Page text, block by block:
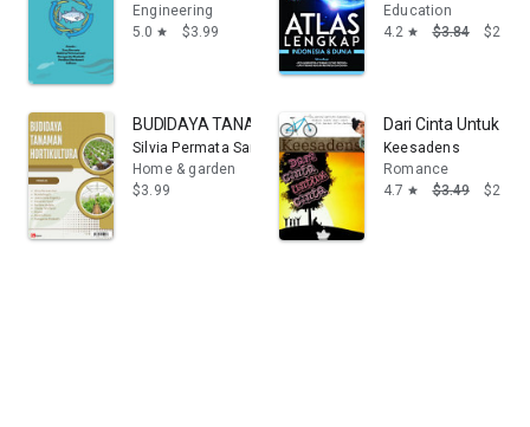
Engineering
5.0 star $3.99
Education
4.2 star $3.84 $2.92
BUDIDAYA TANAMAN HORTIKULTURA
Silvia Permata Sari
Home & garden
$3.99
Dari Cinta Untuk
Keesadens
Romance
4.7 star $3.49 $2.65